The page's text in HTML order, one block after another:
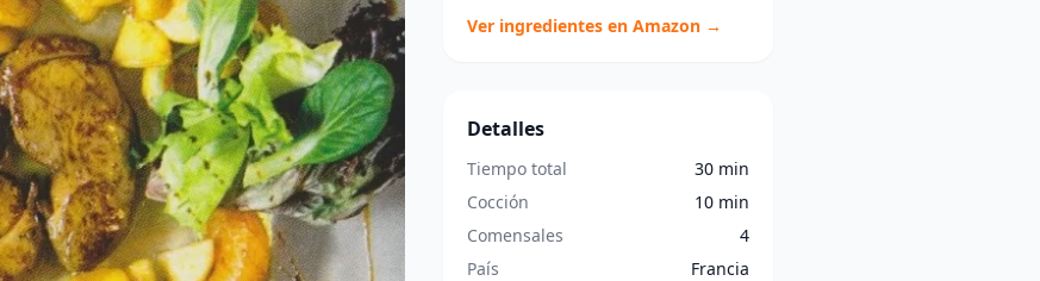
Ver ingredientes en Amazon →
Detalles
Tiempo total
30 min
Cocción
10 min
Comensales
4
País
Francia